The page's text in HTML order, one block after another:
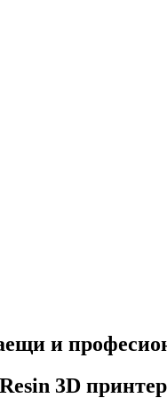
и
3D